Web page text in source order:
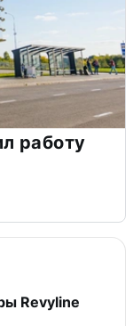
работу
Revyline